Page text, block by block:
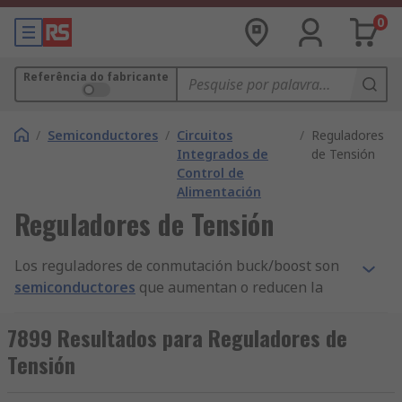
0
Referência do fabricante
/ Semiconductores / Circuitos
Integrados de
Control de
Alimentación
/ Reguladores
de Tensión
Reguladores de Tensión
Los reguladores de conmutación buck/boost son
semiconductores que aumentan o reducen la
se pueden utilizar para ajustar la tensión de un
circuito eléctrico. Los reguladores de conmutación
buck/boost pueden invertir la polaridad de la
7899 Resultados para Reguladores de
Tensión